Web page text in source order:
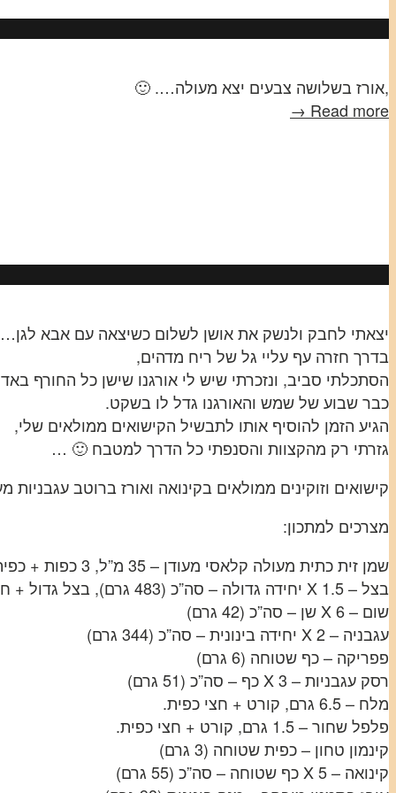
,אורז בשלושה צבעים יצא מעולה…. 🙂
Read more →
יצאתי לחבק ולנשק את אושן לשלום כשיצאה עם אבא לגן…
בדרך חזרה עף עליי גל של ריח מדהים,
הסתכלתי סביב, ונזכרתי שיש לי אורגנו שישן כל החורף
כבר שבוע של שמש והאורגנו גדל לו בשקט.
הגיע הזמן להוסיף אותו לתבשיל הקישואים ממולאים שלי,
גזרתי רק מהקצוות והסנפתי כל הדרך למטבח 🙂 …
קישואים וזוקינים ממולאים בקינואה ואורז ברוטב עגבניות
מצרכים למתכון:
שמן זית כתית מעולה קלאסי מעודן – 35 מ”ל, 3 כפות + כפית אחת.
בצל – 1.5 X יחידה גדולה – סה”כ (483 גרם), בצל גדול + חצי בצל מגורר.
שום – 6 X שן – סה”כ (42 גרם)
עגבניה – 2 X יחידה בינונית – סה”כ (344 גרם)
פפריקה – כף שטוחה (6 גרם)
רסק עגבניות – 3 X כף – סה”כ (51 גרם)
מלח – 6.5 גרם, קורט + חצי כפית.
פלפל שחור – 1.5 גרם, קורט + חצי כפית.
קינמון טחון – כפית שטוחה (3 גרם)
קינואה – 5 X כף שטוחה – סה”כ (55 גרם)